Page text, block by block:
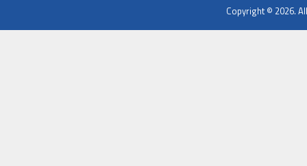
Copyright © 2026.